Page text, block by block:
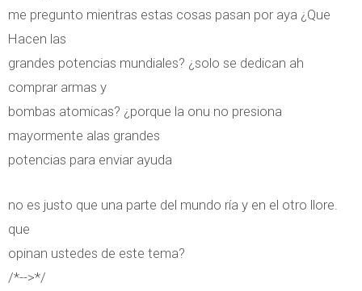
me pregunto mientras estas cosas pasan por aya ¿Que
Hacen las
grandes potencias mundiales? ¿solo se dedican ah
comprar armas y
bombas atomicas? ¿porque la onu no presiona
mayormente alas grandes
potencias para enviar ayuda
no es justo que una parte del mundo ría y en el otro llore.
que
opinan ustedes de este tema?
/*-->*/